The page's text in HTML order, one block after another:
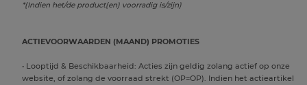
*(Indien het/de product(en) voorradig is/zijn)
ACTIEVOORWAARDEN (MAAND) PROMOTIES
• Looptijd & Beschikbaarheid: Acties zijn geldig zolang actief op onze
website, of zolang de voorraad strekt (OP=OP). Indien het actieartikel